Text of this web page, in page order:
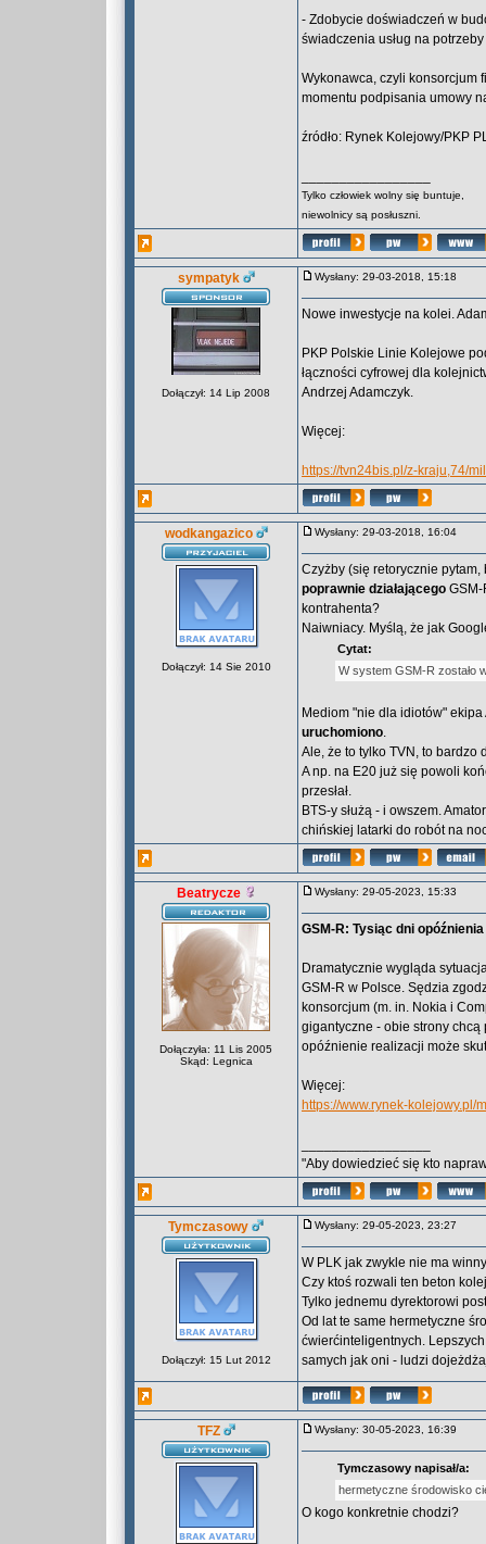
- Zdobycie doświadczeń w
świadczenia usług na
Wykonawca, czyli konsorcjum
momentu podpisania umowy
źródło: Rynek Kolejowy/PKP
Tylko człowiek wolny się buntuje,
niewolnicy są posłuszni.
sympatyk
Dołączył: 14 Lip 2008
Wysłany: 29-03-2018, 15:18
Nowe inwestycje na kolei.
PKP Polskie Linie Kolejowe
łączności cyfrowej dla
Andrzej Adamczyk.
Więcej:
https://tvn24bis.pl/z-kraju,74/
wodkangazico
Dołączył: 14 Sie 2010
Wysłany: 29-03-2018, 16:04
Czyżby (się retorycznie
poprawnie działającego
kontrahenta?
Naiwniacy. Myślą, że jak
Cytat:
W system GSM-R zostało
Mediom "nie dla idiotów"
uruchomiono.
Ale, że to tylko TVN, to bardzo
A np. na E20 już się powoli
przesłał.
BTS-y służą - i owszem.
chińskiej latarki do robót na
Beatrycze
Dołączyła: 11 Lis 2005
Skąd: Legnica
Wysłany: 29-05-2023, 15:33
GSM-R: Tysiąc dni
Dramatycznie wygląda
GSM-R w Polsce. Sędzia
konsorcjum (m. in. Nokia i
gigantyczne - obie strony chcą
opóźnienie realizacji może
Więcej:
https://www.rynek-
"Aby dowiedzieć się kto
Tymczasowy
Dołączył: 15 Lut 2012
Wysłany: 29-05-2023, 23:27
W PLK jak zwykle nie ma
Czy ktoś rozwali ten beton
Tylko jednemu dyrektorowi
Od lat te same hermetyczne
ćwierćinteligentnych.
samych jak oni - ludzi
TFZ Wysłany: 30-05-2023, 16:39
Tymczasowy napisał/a:
hermetyczne środowisko
O kogo konkretnie chodzi?